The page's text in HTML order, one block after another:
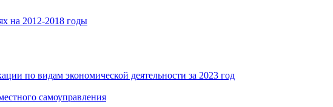
на 2012-2018 годы
по видам экономической деятельности за 2023 год
самоуправления